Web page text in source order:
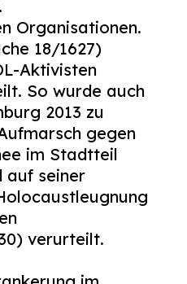
Organisationen.
18/1627)
Aktivisten
So wurde auch
2013 zu
gegen
im Stadtteil
auf seiner
verurteilt.